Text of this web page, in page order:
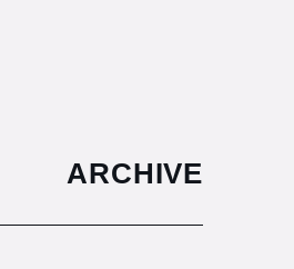
ARCHIVE